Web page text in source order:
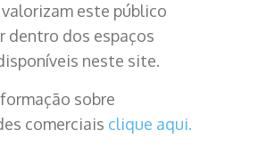
este público
dentro dos espaços
neste site.
sobre
comerciais clique aqui.